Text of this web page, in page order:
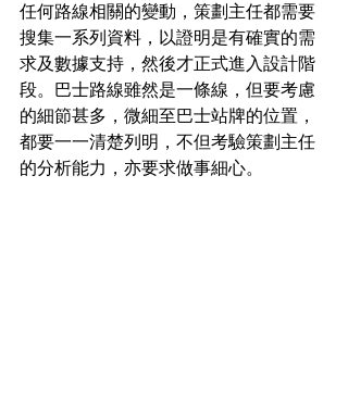
任何路線相關的變動，策劃主任都需要
搜集一系列資料，以證明是有確實的需
求及數據支持，然後才正式進入設計階
段。巴士路線雖然是一條線，但要考慮
的細節甚多，微細至巴士站牌的位置，
都要一一清楚列明，不但考驗策劃主任
的分析能力，亦要求做事細心。